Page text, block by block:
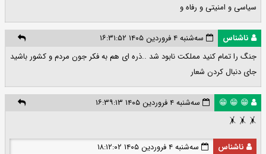
سیاسی و امنیتی و رفاه و
ناشناس
سه‌شنبه ۴ فروردین ۱۴۰۵ ۱۶:۳۱:۵۲
جنگ را تمام کنید مملکت نابود شد ..ذره ای هم به فکر جون مردم و کشور باشید
جای دنبال کردن شعار
😁 😁 😁
سه‌شنبه ۴ فروردین ۱۴۰۵ ۱۶:۳۹:۱۳
🤸 🤸 🤸
ناشناس
سه‌شنبه ۴ فروردین ۱۴۰۵ ۱۸:۱۲:۰۲